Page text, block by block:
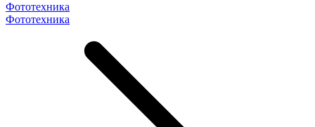
Фототехника
Фототехника